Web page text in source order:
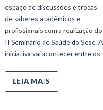
espaço de discussões e trocas
de saberes acadêmicos e
profissionais com a realização do
II Seminário de Saúde do Sesc. A
iniciativa vai acontecer entre os
LEIA MAIS